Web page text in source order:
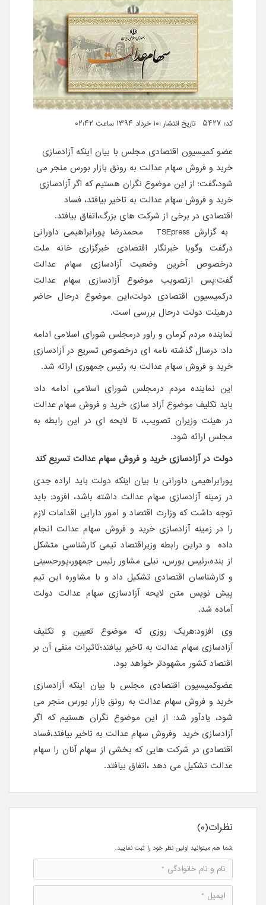
کد: 5427 تاریخ انتشار :۱۰ خرداد ۱۳۹۴ ساعت ۰۲:۴۲
عضو کمیسیون اقتصادی مجلس با بیان اینکه آزادسازی
خرید و فروش سهام عدالت به رونق بازار بورس منجر می
شود،گفت: از این موضوع نگران هستیم که اگر آزادسازی
خرید و فروش سهام عدالت به تاخیر بیافتد، فساد
اقتصادی در برخی از شرکت های بزرگ،اتفاق بیافتد.
به گزارشTSEpress
محمدرضا پورابراهیمی داورانی
درگفت وگوبا خبرنگار اقتصادی خبرگزاری خانه ملت
درخصوص آخرین وضعیت آزادسازی سهام عدالت
گفت:پس ازتصویب موضوع آزادسازی سهام عدالت
درکمیسیون اقتصادی دولت،این موضوع درحال حاضر
درهیئت دولت درحال بررسی است.
نماینده مردم کرمان و راور درمجلس شورای اسلامی ادامه
داد: درسال گذشته نامه ای درخصوص تسریع در آزادسازی
خرید و فروش سهام عدالت به رئیس جمهوری ارائه شد.
این نماینده مردم درمجلس شورای اسلامی ادامه داد:
باید تکلیف موضوع آزاد سازی خرید و فروش سهام عدالت
در هیئت وزیران تصویب، تا لایحه ای در این رابطه به
مجلس ارائه شود.
دولت در آزادسازی خرید و فروش سهام عدالت تسریع کند
پورابراهیمی داورانی با بیان اینکه دولت باید اراده جدی
در زمینه آزادسازی سهام عدالت داشته باشد، افزود: باید
توجه داشت که وزارت اقتصاد و امور دارایی اقدامات لازم
را در زمینه آزادسازی خرید و فروش سهام عدالت انجام
داده و دراین رابطه وزیراقتصاد تیمی کارشناسی متشکل
از بنده،رئیس بورس، نیلی مشاور رئیس جمهور،پورحسینی
و کارشناسان اقتصادی تشکیل داد و با مشاوره این تیم
پیش نویس متن لایحه آزادسازی سهام عدالت دولت
آماده شد.
وی افزود:هریک روزی که موضوع تعیین و تکلیف
آزادسازی سهام عدالت به تاخیر بیافتد؛تاثیرات منفی آن بر
اقتصاد کشور مشهودتر خواهد بود.
عضوکمیسیون اقتصادی مجلس با بیان اینکه آزادسازی
خرید و فروش سهام عدالت به رونق بازار بورس منجر می
شود، یادآور شد: از این موضوع نگران هستیم که اگر
آزادسازی خرید وفروش سهام عدالت به تاخیر بیافتد،فساد
اقتصادی در شرکت هایی که بخشی از سهام آنان را سهام
عدالت تشکیل می دهد ،اتفاق بیافتد.
نظرات(0)
شما هم میتوانید اولین نظر خود را ثبت نمایید.